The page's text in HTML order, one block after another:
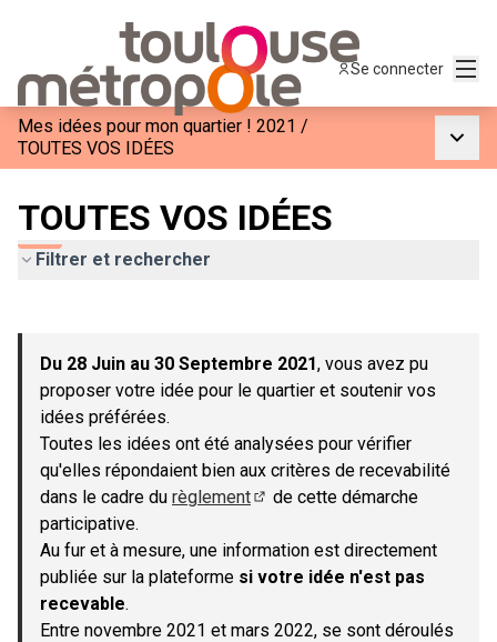
Se connecter
Mes idées pour mon quartier ! 2021 /
TOUTES VOS IDÉES
TOUTES VOS IDÉES
Filtrer et rechercher
−
Du 28 Juin au 30 Septembre 2021, vous avez pu
proposer votre idée pour le quartier et soutenir vos
idées préférées.
Toutes les idées ont été analysées pour vérifier
qu'elles répondaient bien aux critères de recevabilité
dans le cadre du règlement
de cette démarche
participative.
Au fur et à mesure, une information est directement
publiée sur la plateforme si votre idée n'est pas
recevable.
Entre novembre 2021 et mars 2022, se sont déroulés